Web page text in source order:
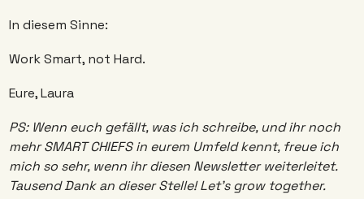
In diesem Sinne:
Work Smart, not Hard.
Eure, Laura
PS: Wenn euch gefällt, was ich schreibe, und ihr noch
mehr SMART CHIEFS in eurem Umfeld kennt, freue ich
mich so sehr, wenn ihr diesen Newsletter weiterleitet.
Tausend Dank an dieser Stelle! Let’s grow together.